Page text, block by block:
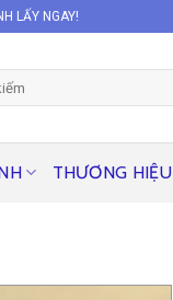
LẤY NGAY!
THƯƠNG HIỆU